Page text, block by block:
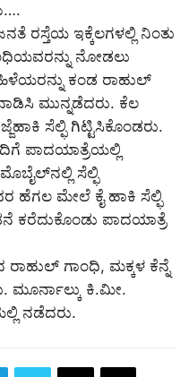
ರಸ್ತೆಯ ಇಕ್ಕೆಲಗಳಲ್ಲಿ ನಿಂತು
ನೋಡಲು
ಕಂಡ ರಾಹುಲ್
ಮುನ್ನಡೆದರು. ಕೆಲ
ಸೆಲ್ಫಿ ಗಿಟ್ಟಿಸಿಕೊಂಡರು.
ಪಾದಯಾತ್ರೆಯಲ್ಲಿ
ಸೆಲ್ಫಿ
ಹೆಗಲ ಮೇಲೆ ಕೈ ಹಾಕಿ ಸೆಲ್ಫಿ
ಕರೆದುಕೊಂಡು ಪಾದಯಾತ್ರೆ
ಗಾಂಧಿ, ಮಕ್ಕಳ ಕೆನ್ನೆ
ಮೂರ್ನಾಲ್ಕು ಕಿ.ಮೀ.
ನಡೆದರು.